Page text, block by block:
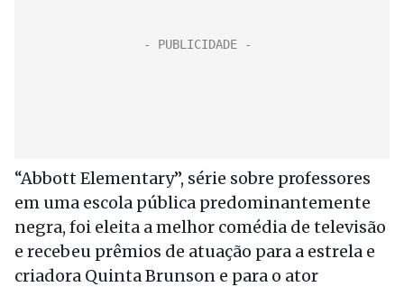
“Abbott Elementary”, série sobre professores
em uma escola pública predominantemente
negra, foi eleita a melhor comédia de televisão
e recebeu prêmios de atuação para a estrela e
criadora Quinta Brunson e para o ator